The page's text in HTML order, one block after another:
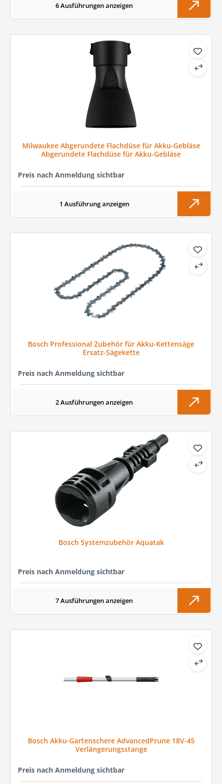
6 Ausführungen anzeigen
Milwaukee Abgerundete Flachdüse für Akku-Gebläse
Abgerundete Flachdüse für Akku-Gebläse
Preis nach Anmeldung sichtbar
1 Ausführung anzeigen
Bosch Professional Zubehör für Akku-Kettensäge
Ersatz-Sägekette
Preis nach Anmeldung sichtbar
2 Ausführungen anzeigen
Bosch Systemzubehör Aquatak
Preis nach Anmeldung sichtbar
7 Ausführungen anzeigen
Bosch Akku-Gartenschere AdvancedPrune 18V-45
Verlängerungsstange
Preis nach Anmeldung sichtbar